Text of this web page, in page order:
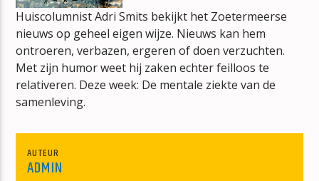
mz-radio
Huiscolumnist Adri Smits bekijkt het Zoetermeerse
nieuws op geheel eigen wijze. Nieuws kan hem
ontroeren, verbazen, ergeren of doen verzuchten.
Met zijn humor weet hij zaken echter feilloos te
relativeren. Deze week: De mentale ziekte van de
samenleving.
AUTEUR
ADMIN